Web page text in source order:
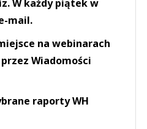
W każdy piątek w
mail.
na webinarach
Wiadomości
raporty WH